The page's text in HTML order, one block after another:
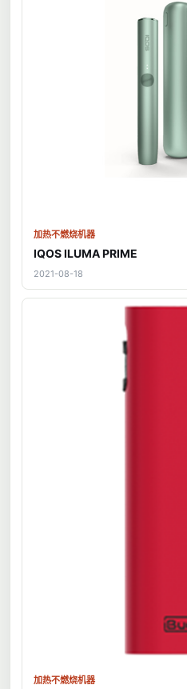
加热不燃烧机器
IQOS ILUMA PRIME
2021-08-18
加热不燃烧机器